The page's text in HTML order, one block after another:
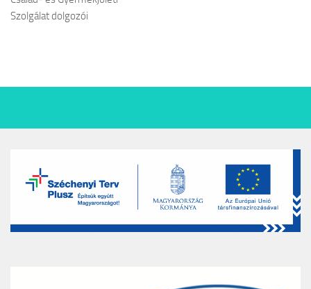
Szolgálat dolgozói